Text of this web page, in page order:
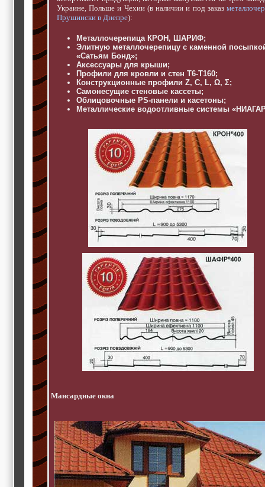
строительные и
отделочные
материалы,
строительные
машины и техника,
все для
коммуникаций
Туризм, отдых,
путешествия,
авиакомпании, ж/д
перевозки,
пансионаты, отели,
Трудоустройство,
кадровые агентства,
Программирование
Украине, Польше и Чехии (в наличии и под заказ
Прушински в Днепре):
Металлочерепица КРОН, ШАРИФ;
Элитную металлочерепицу с каменной
«Сатьям Бонд»;
Аксессуары для крыши;
Профили для кровли и стен Т6-Т160;
Конструкционные профили Z, C, L, Ω, Σ;
Самонесущие стеновые кассеты;
Облицовочные PS-панели и касетоны;
Металлические водоотливные системы
Мансардные окна